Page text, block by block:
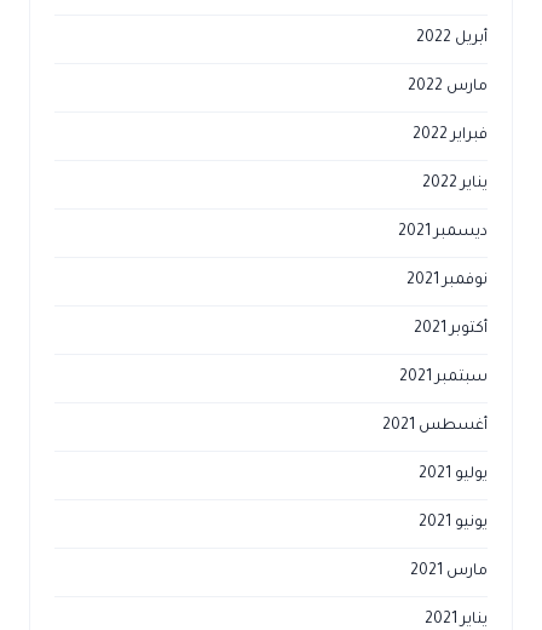
أبريل 2022
مارس 2022
فبراير 2022
يناير 2022
ديسمبر 2021
نوفمبر 2021
أكتوبر 2021
سبتمبر 2021
أغسطس 2021
يوليو 2021
يونيو 2021
مارس 2021
يناير 2021